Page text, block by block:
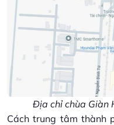
Địa chỉ chùa Giàn
Cách trung tâm thành